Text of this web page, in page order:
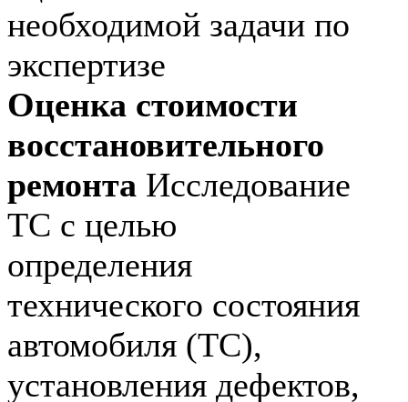
необходимой задачи по
экспертизе
Оценка стоимости
восстановительного
ремонта Исследование
ТС с целью
определения
технического состояния
автомобиля (ТС),
установления дефектов,